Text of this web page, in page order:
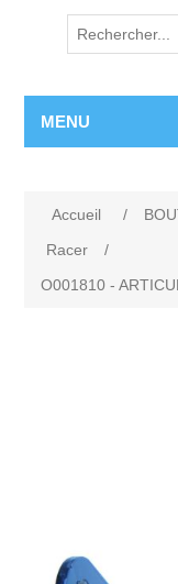
MENU
Accueil /
Racer
/
O001810 -